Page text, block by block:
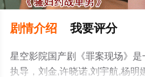
剧情介绍 我要评分
星空影院国产剧《罪案现场》
执导，刘金,许晓诺,刘宇航,杨明